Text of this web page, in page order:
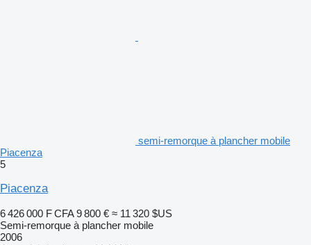
semi-remorque à plancher mobile
Piacenza
5
Piacenza
6 426 000 F CFA 9 800 € ≈ 11 320 $US
Semi-remorque à plancher mobile
2006